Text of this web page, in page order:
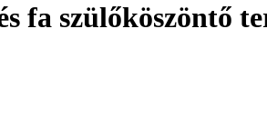
fa szülőköszöntő